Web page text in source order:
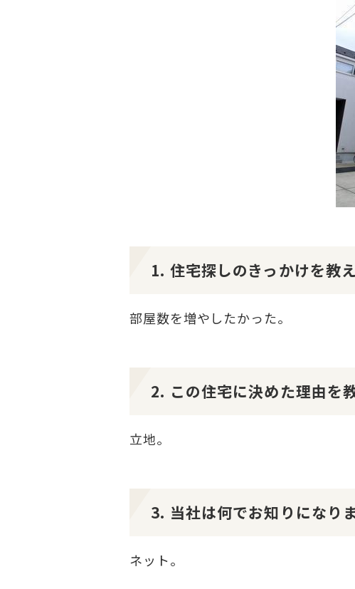
1. 住宅探しのきっかけを教
部屋数を増やしたかった。
2. この住宅に決めた理由を
立地。
3. 当社は何でお知りになり
ネット。